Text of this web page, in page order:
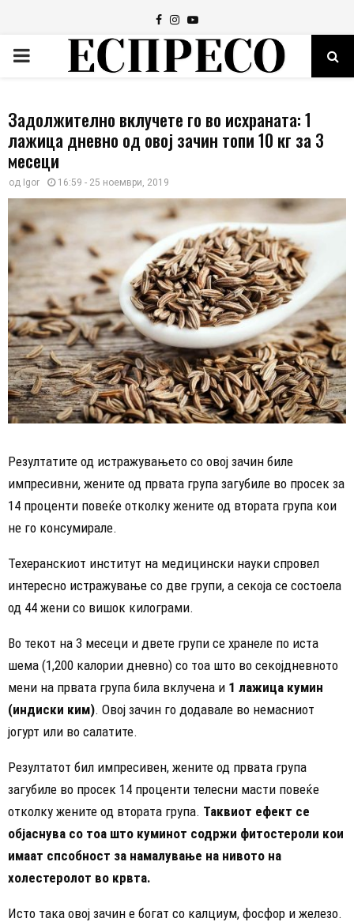
Facebook
Instagram
Youtube
PRIMARY
Задолжително вклучете го во исхраната: 1
лажица дневно од овој зачин топи 10 кг за 3
месеци
од Igor 16:59 - 25 ноември, 2019
Резултатите од истражувањето со овој зачин биле
импресивни, жените од првата група загубиле во просек за
14 проценти повеќе отколку жените од втората група кои
не го консумирале.
Техеранскиот институт на медицински науки спровел
интересно истражување со две групи, а секоја се состоела
од 44 жени со вишок килограми.
Во текот на 3 месеци и двете групи се хранеле по иста
шема (1,200 калории дневно) со тоа што во секојдневното
мени на првата група била вклучена и 1 лажица кумин
(индиски ким). Овој зачин го додавале во немасниот
јогурт или во салатите.
Резултатот бил импресивен, жените од првата група
загубиле во просек 14 проценти телесни масти повеќе
отколку жените од втората група. Таквиот ефект се
објаснува со тоа што куминот содржи фитостероли кои
имаат спсобност за намалување на нивото на
холестеролот во крвта.
Исто така овој зачин е богат со калциум, фосфор и железо.